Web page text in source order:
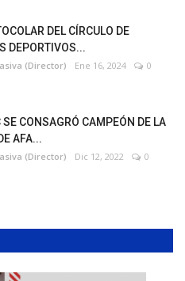
DEL CÍRCULO DE
DEPORTIVOS...
(Director) Ene 16, 2024
0
CONSAGRÓ CAMPEÓN DE LA
AFA...
(Director) Dic 12, 2022
0